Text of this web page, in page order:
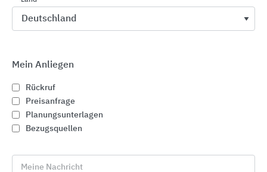
Mein Anliegen
Rückruf
Preisanfrage
Planungsunterlagen
Bezugsquellen
Meine Nachricht